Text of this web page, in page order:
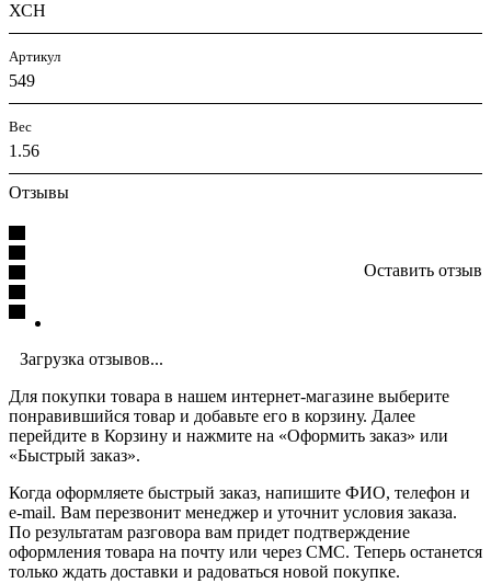
ХСН
Артикул
549
Вес
1.56
Отзывы
Оставить отзыв
Загрузка отзывов...
Для покупки товара в нашем интернет-магазине выберите
понравившийся товар и добавьте его в корзину. Далее
перейдите в Корзину и нажмите на «Оформить заказ» или
«Быстрый заказ».
Когда оформляете быстрый заказ, напишите ФИО, телефон и
e-mail. Вам перезвонит менеджер и уточнит условия заказа.
По результатам разговора вам придет подтверждение
оформления товара на почту или через СМС. Теперь останется
только ждать доставки и радоваться новой покупке.